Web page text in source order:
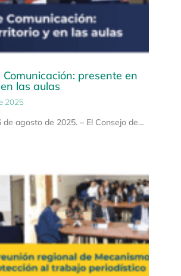
Comunicación: presente en
las aulas
2025
de agosto de 2025. – El Consejo de…